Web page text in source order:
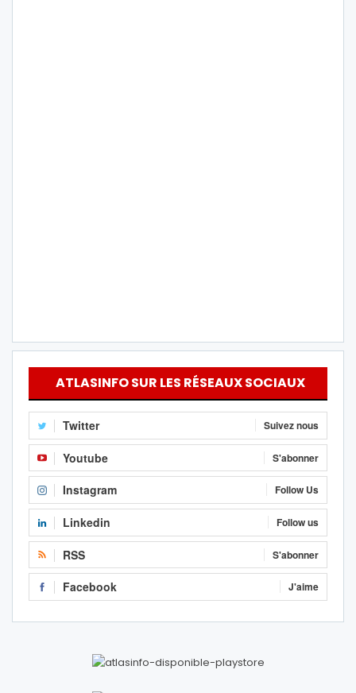
ATLASINFO SUR LES RÉSEAUX SOCIAUX
Twitter Suivez nous
Youtube S'abonner
Instagram Follow Us
Linkedin Follow us
RSS S'abonner
Facebook J'aime